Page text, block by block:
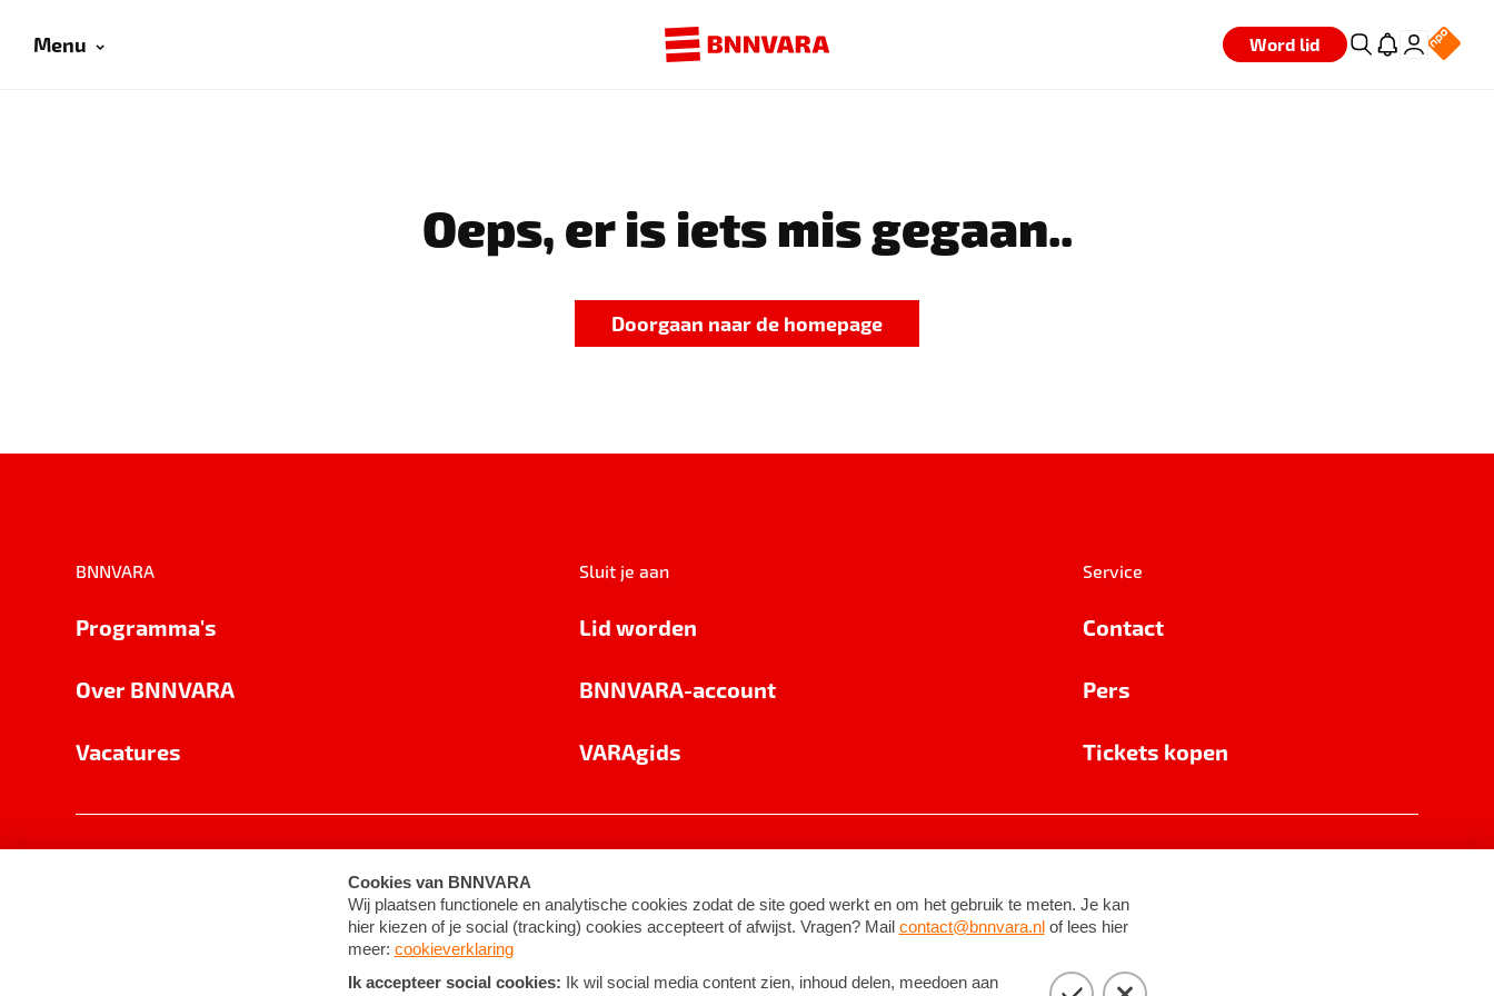
Menu Word lid
Oeps, er is iets mis gegaan..
Doorgaan naar de homepage
BNNVARA
Programma's
Over BNNVARA
Vacatures
Sluit je aan
Lid worden
BNNVARA-account
VARAgids
Service
Contact
Pers
Tickets kopen
Cookie-instellingen Algemene voorwaarden ©2026BNNVARA